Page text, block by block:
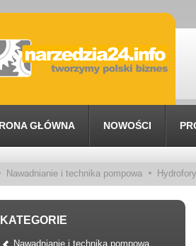
GŁÓWNA NOWOŚCI
Nawadnianie i technika pompowa Hydrofory
KATEGORIE
Nawadnianie i technika pompowa